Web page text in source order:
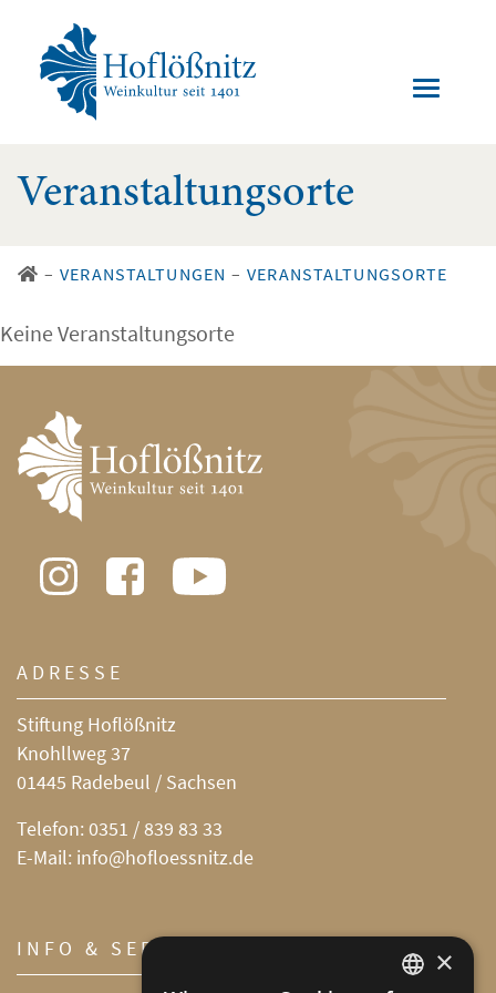
Veranstaltungsorte
– VERANSTALTUNGEN – VERANSTALTUNGSORTE
Keine Veranstaltungsorte
ADRESSE
Stiftung Hoflößnitz
Knohllweg 37
01445 Radebeul / Sachsen
Telefon: 0351 / 839 83 33
E-Mail: info@hofloessnitz.de
INFO & SERVICE ×